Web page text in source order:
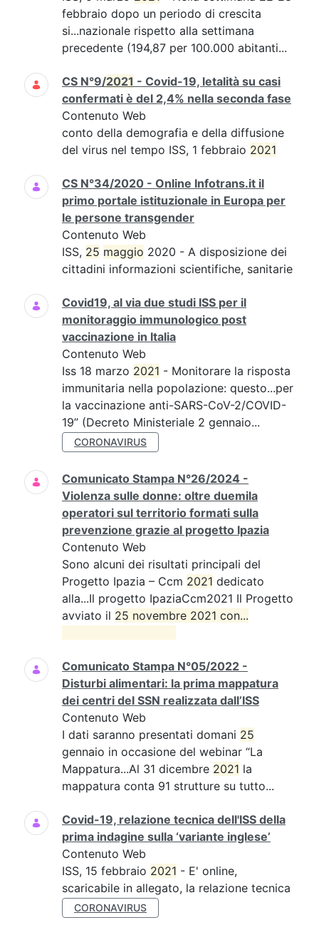
febbraio dopo un periodo di crescita
si...nazionale rispetto alla settimana
precedente (194,87 per 100.000 abitanti...
CS N°9/2021 - Covid-19, letalità su casi
confermati è del 2,4% nella seconda fase
Contenuto Web
conto della demografia e della diffusione
del virus nel tempo ISS, 1 febbraio 2021
CS N°34/2020 - Online Infotrans.it il
primo portale istituzionale in Europa per
le persone transgender
Contenuto Web
ISS, 25 maggio 2020 - A disposizione dei
cittadini informazioni scientifiche, sanitarie
Covid19, al via due studi ISS per il
monitoraggio immunologico post
vaccinazione in Italia
Contenuto Web
Iss 18 marzo 2021 - Monitorare la risposta
immunitaria nella popolazione: questo...per
la vaccinazione anti-SARS-CoV-2/COVID-
19” (Decreto Ministeriale 2 gennaio...
CORONAVIRUS
Comunicato Stampa N°26/2024 -
Violenza sulle donne: oltre duemila
operatori sul territorio formati sulla
prevenzione grazie al progetto Ipazia
Contenuto Web
Sono alcuni dei risultati principali del
Progetto Ipazia – Ccm 2021 dedicato
alla...Il progetto IpaziaCcm2021 Il Progetto
avviato il 25 novembre 2021 con...
Comunicato Stampa N°05/2022 -
Disturbi alimentari: la prima mappatura
dei centri del SSN realizzata dall’ISS
Contenuto Web
I dati saranno presentati domani 25
gennaio in occasione del webinar “La
Mappatura...Al 31 dicembre 2021 la
mappatura conta 91 strutture su tutto...
Covid-19, relazione tecnica dell'ISS della
prima indagine sulla ‘variante inglese’
Contenuto Web
ISS, 15 febbraio 2021 - E' online,
scaricabile in allegato, la relazione tecnica
CORONAVIRUS